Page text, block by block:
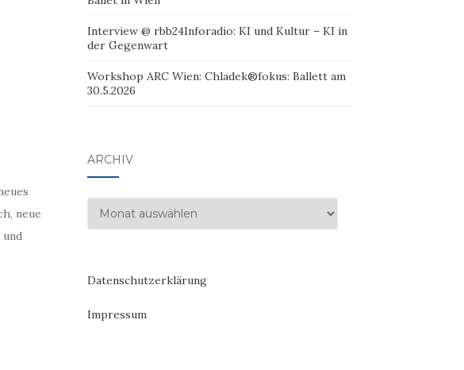
neue
Interview @ rbb24Inforadio: KI und Kultur – KI in
der Gegenwart
Workshop ARC Wien: Chladek®fokus: Ballett am
30.5.2026
ARCHIV
Archiv
Datenschutzerklärung
Impressum